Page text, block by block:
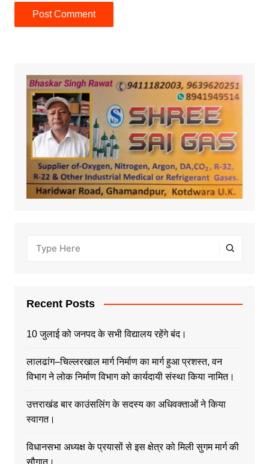
Recent Posts
10 जुलाई को जनपद के सभी विद्यालय रहेंगे बंद।
लालढांग–चिल्लरखाल मार्ग निर्माण का मार्ग हुआ प्रशस्त, वन
विभाग ने लोक निर्माण विभाग को कार्यदायी संस्था किया नामित।
उत्तराखंड बार काउंसलिंग के सदस्य का अधिवक्ताओं ने किया
स्वागत।
विधानसभा अध्यक्ष के प्रयासों से इस क्षेत्र को मिली सुगम मार्ग की
सौगात।